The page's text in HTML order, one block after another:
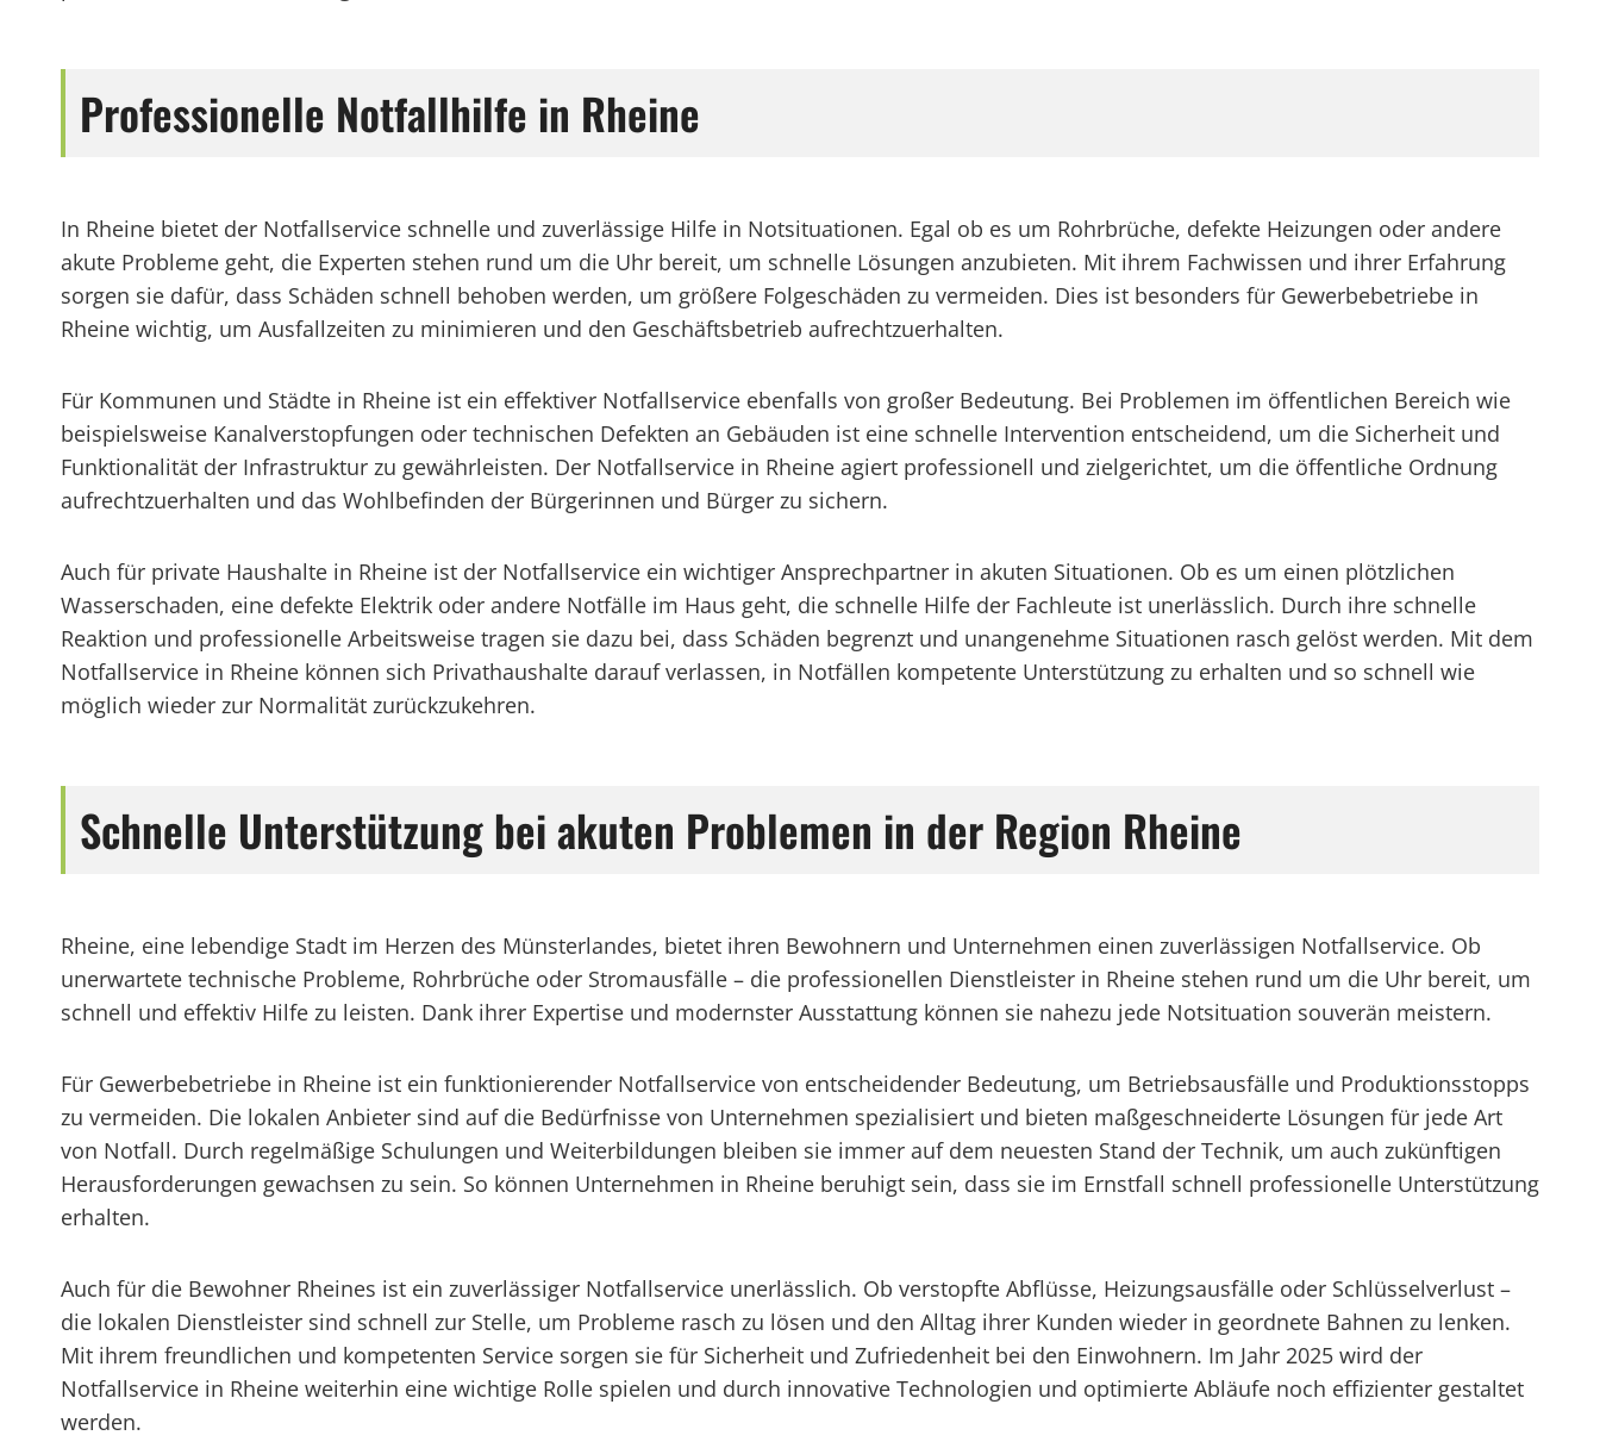
Professionelle Notfallhilfe in Rheine
In Rheine bietet der Notfallservice schnelle und zuverlässige Hilfe in Notsituationen. Egal ob es um Rohrbrüche, defekte Heizungen oder andere
akute Probleme geht, die Experten stehen rund um die Uhr bereit, um schnelle Lösungen anzubieten. Mit ihrem Fachwissen und ihrer Erfahrung
sorgen sie dafür, dass Schäden schnell behoben werden, um größere Folgeschäden zu vermeiden. Dies ist besonders für Gewerbebetriebe in
Rheine wichtig, um Ausfallzeiten zu minimieren und den Geschäftsbetrieb aufrechtzuerhalten.
Für Kommunen und Städte in Rheine ist ein effektiver Notfallservice ebenfalls von großer Bedeutung. Bei Problemen im öffentlichen Bereich wie
beispielsweise Kanalverstopfungen oder technischen Defekten an Gebäuden ist eine schnelle Intervention entscheidend, um die Sicherheit und
Funktionalität der Infrastruktur zu gewährleisten. Der Notfallservice in Rheine agiert professionell und zielgerichtet, um die öffentliche Ordnung
aufrechtzuerhalten und das Wohlbefinden der Bürgerinnen und Bürger zu sichern.
Auch für private Haushalte in Rheine ist der Notfallservice ein wichtiger Ansprechpartner in akuten Situationen. Ob es um einen plötzlichen
Wasserschaden, eine defekte Elektrik oder andere Notfälle im Haus geht, die schnelle Hilfe der Fachleute ist unerlässlich. Durch ihre schnelle
Reaktion und professionelle Arbeitsweise tragen sie dazu bei, dass Schäden begrenzt und unangenehme Situationen rasch gelöst werden. Mit dem
Notfallservice in Rheine können sich Privathaushalte darauf verlassen, in Notfällen kompetente Unterstützung zu erhalten und so schnell wie
möglich wieder zur Normalität zurückzukehren.
Schnelle Unterstützung bei akuten Problemen in der Region Rheine
Rheine, eine lebendige Stadt im Herzen des Münsterlandes, bietet ihren Bewohnern und Unternehmen einen zuverlässigen Notfallservice. Ob
unerwartete technische Probleme, Rohrbrüche oder Stromausfälle – die professionellen Dienstleister in Rheine stehen rund um die Uhr bereit, um
schnell und effektiv Hilfe zu leisten. Dank ihrer Expertise und modernster Ausstattung können sie nahezu jede Notsituation souverän meistern.
Für Gewerbebetriebe in Rheine ist ein funktionierender Notfallservice von entscheidender Bedeutung, um Betriebsausfälle und Produktionsstopps
zu vermeiden. Die lokalen Anbieter sind auf die Bedürfnisse von Unternehmen spezialisiert und bieten maßgeschneiderte Lösungen für jede Art
von Notfall. Durch regelmäßige Schulungen und Weiterbildungen bleiben sie immer auf dem neuesten Stand der Technik, um auch zukünftigen
Herausforderungen gewachsen zu sein. So können Unternehmen in Rheine beruhigt sein, dass sie im Ernstfall schnell professionelle Unterstützung
erhalten.
Auch für die Bewohner Rheines ist ein zuverlässiger Notfallservice unerlässlich. Ob verstopfte Abflüsse, Heizungsausfälle oder Schlüsselverlust –
die lokalen Dienstleister sind schnell zur Stelle, um Probleme rasch zu lösen und den Alltag ihrer Kunden wieder in geordnete Bahnen zu lenken.
Mit ihrem freundlichen und kompetenten Service sorgen sie für Sicherheit und Zufriedenheit bei den Einwohnern. Im Jahr 2025 wird der
Notfallservice in Rheine weiterhin eine wichtige Rolle spielen und durch innovative Technologien und optimierte Abläufe noch effizienter gestaltet
werden.